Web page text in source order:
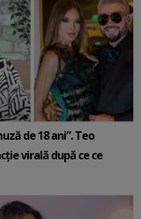
de 18 ani”. Teo
virală după ce ce